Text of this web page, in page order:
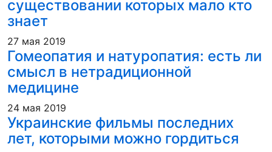
существовании которых мало кто
знает
27 мая 2019
Гомеопатия и натуропатия: есть ли
смысл в нетрадиционной
медицине
24 мая 2019
Украинские фильмы последних
лет, которыми можно гордиться